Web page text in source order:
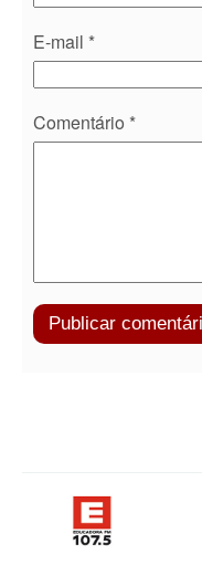
E-mail *
Comentário *